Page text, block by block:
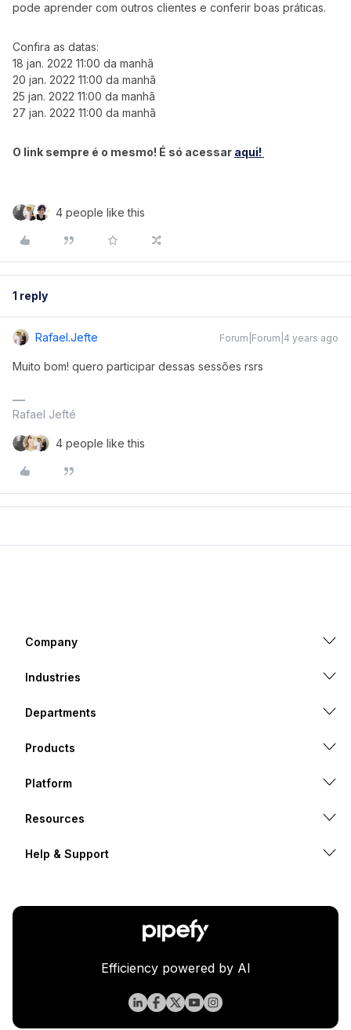
pode aprender com outros clientes e conferir boas práticas.
Confira as datas:
18 jan. 2022 11:00 da manhã
20 jan. 2022 11:00 da manhã
25 jan. 2022 11:00 da manhã
27 jan. 2022 11:00 da manhã
O link sempre é o mesmo! É só acessar aqui!
4 people like this
1 reply
Rafael.jefte Forum|Forum|4 years ago
Muito bom! quero participar dessas sessões rsrs
Rafael Jefté
4 people like this
Company
Industries
Departments
Products
Platform
Resources
Help & Support
Efficiency powered by AI